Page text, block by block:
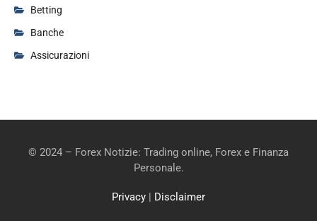
Betting
Banche
Assicurazioni
© 2024 – Forex Notizie: Trading online, Forex e Finanza
Personale.
Privacy | Disclaimer